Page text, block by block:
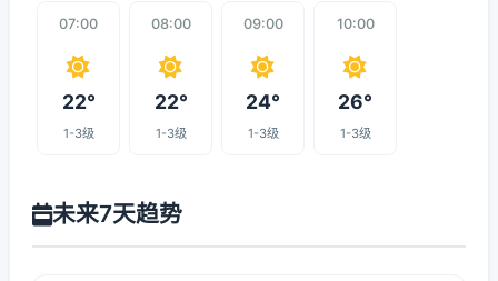
07:00
22°
1-3级
08:00
22°
1-3级
09:00
24°
1-3级
10:00
26°
1-3级
未来7天趋势